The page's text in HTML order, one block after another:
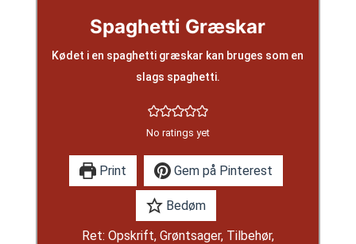
Spaghetti Græskar
Kødet i en spaghetti græskar kan bruges som en
slags spaghetti.
No ratings yet
Print Gem på Pinterest
Bedøm
Ret: Opskrift, Grøntsager, Tilbehør,